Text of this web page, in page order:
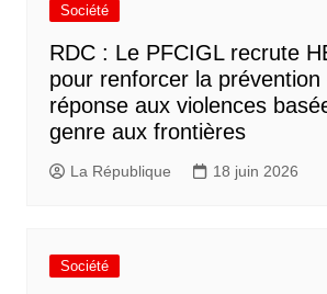
Société
RDC : Le PFCIGL recrute
pour renforcer la prévention
réponse aux violences
genre aux frontières
La République 18 juin 2026
Société